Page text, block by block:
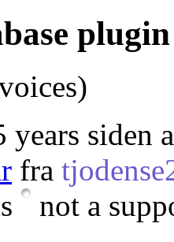
plugin
years siden
fra
not a